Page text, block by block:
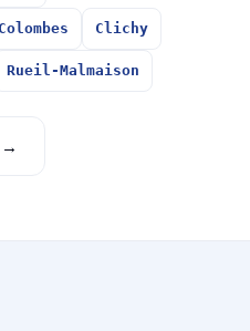
Colombes Clichy
Rueil-Malmaison
→